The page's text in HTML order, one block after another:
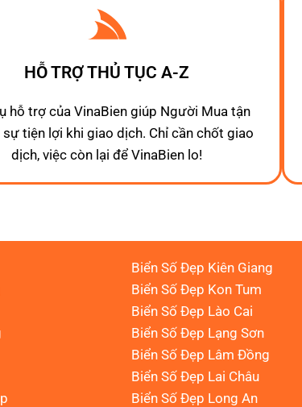
HỖ TRỢ THỦ TỤC A-Z
hỗ trợ của VinaBien giúp Người Mua tận
tiện lợi khi giao dịch. Chỉ cần chốt giao
dịch, việc còn lại để VinaBien lo!
Biển Số Đẹp Kiên Giang
Biển Số Đẹp Kon Tum
Biển Số Đẹp Lào Cai
Biển Số Đẹp Lạng Sơn
Biển Số Đẹp Lâm Đồng
Biển Số Đẹp Lai Châu
Biển Số Đẹp Long An